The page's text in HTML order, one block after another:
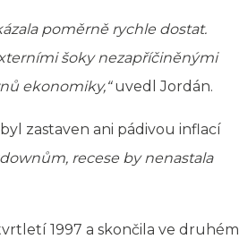
poměrně rychle dostat.
šoky nezapříčiněnými
ekonomiky,“uvedl Jordán.
zastaven ani pádivou inflací
recese by nenastala
1997 a skončila ve druhém